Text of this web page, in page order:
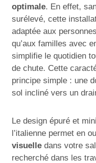
optimale. En effet,
surélevé, cette
adaptée aux
qu’aux familles avec
simplifie le quotidien
de chute. Cette
principe simple : une
sol incliné vers un
Le design épuré et
l’italienne permet en
visuelle dans votre
recherché dans les